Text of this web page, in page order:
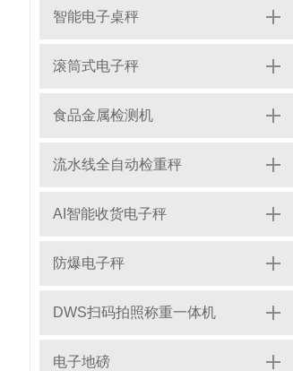
智能电子桌秤
滚筒式电子秤
食品金属检测机
流水线全自动检重秤
AI智能收货电子秤
防爆电子秤
DWS扫码拍照称重一体机
电子地磅